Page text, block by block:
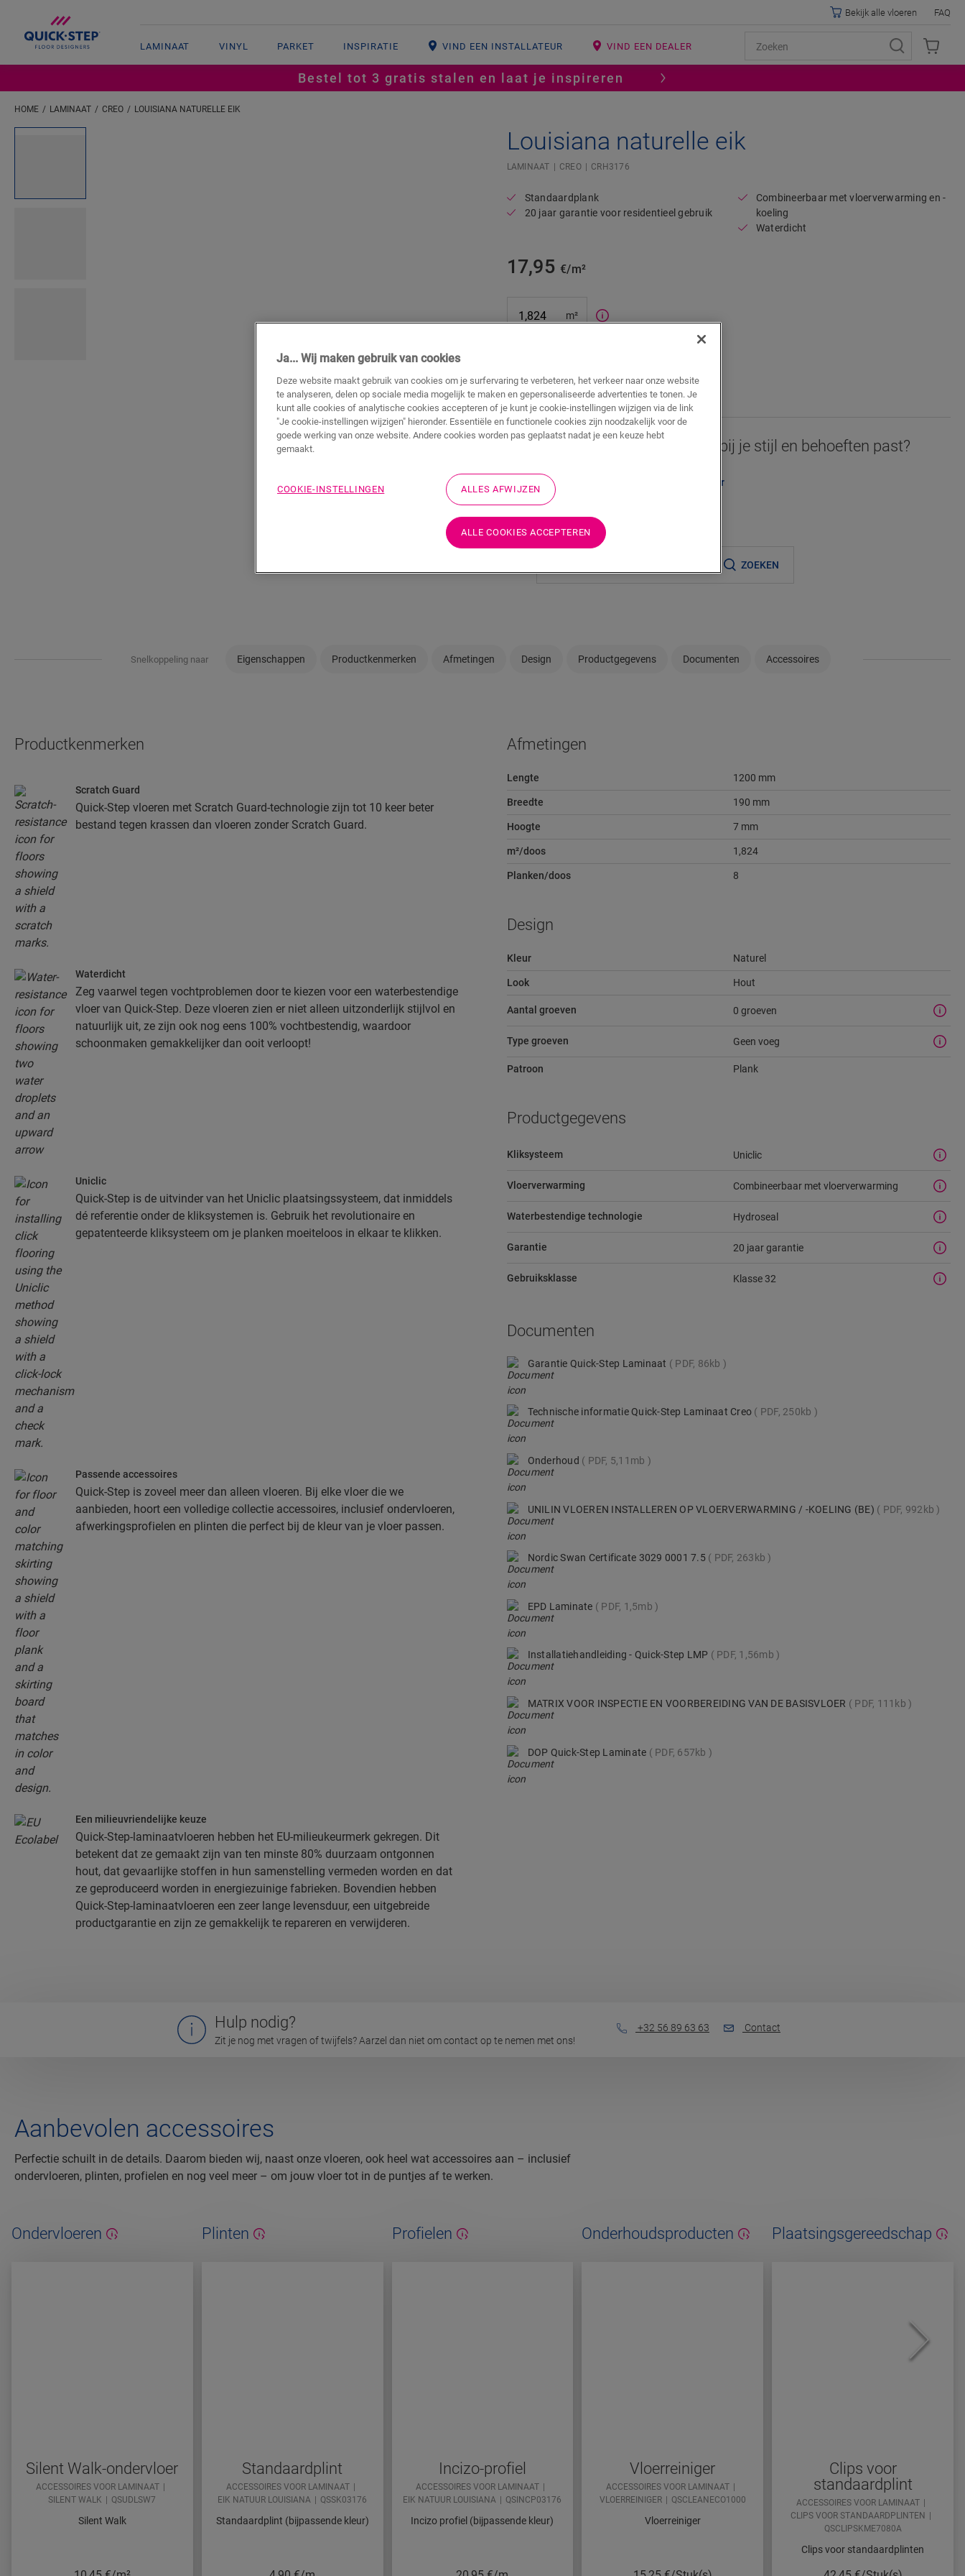
LAMINAAT VINYL PARKET INSPIRATIE VIND EEN INSTALLATEUR VIND EEN DEALER
Bekijk alle vloeren FAQ
Bestel tot 3 gratis stalen en laat je inspireren
HOME LAMINAAT CREO LOUISIANA NATURELLE EIK
Open image in lightbox
Louisiana naturelle eik
LAMINAAT CREO CRH3176
Standaardplank
20 jaar garantie voor residentieel gebruik
Combineerbaar met vloerverwarming en -
koeling
Waterdicht
17,95€/m²
#SR Surface Input#
m²
WINKELMANDJE
Weet je niet zeker of deze vloer bij je stijl en behoeften past?
Bekijk hoe het eruit zou zien in je kamer
Bestel een sample
Bezoek het dichtstbijzijnde verkooppunt
ZOEKEN
Snelkoppeling naar Eigenschappen Productkenmerken Afmetingen Design Productgegevens Documenten Accessoires
Productkenmerken
Scratch Guard
Quick-Step vloeren met Scratch Guard-technologie zijn tot 10 keer beter
bestand tegen krassen dan vloeren zonder Scratch Guard.
Waterdicht
Zeg vaarwel tegen vochtproblemen door te kiezen voor een waterbestendige
vloer van Quick-Step. Deze vloeren zien er niet alleen uitzonderlijk stijlvol en
natuurlijk uit, ze zijn ook nog eens 100% vochtbestendig, waardoor
schoonmaken gemakkelijker dan ooit verloopt!
Uniclic
Quick-Step is de uitvinder van het Uniclic plaatsingssysteem, dat inmiddels
dé referentie onder de kliksystemen is. Gebruik het revolutionaire en
gepatenteerde kliksysteem om je planken moeiteloos in elkaar te klikken.
Passende accessoires
Quick-Step is zoveel meer dan alleen vloeren. Bij elke vloer die we
aanbieden, hoort een volledige collectie accessoires, inclusief ondervloeren,
afwerkingsprofielen en plinten die perfect bij de kleur van je vloer passen.
Een milieuvriendelijke keuze
Quick-Step-laminaatvloeren hebben het EU-milieukeurmerk gekregen. Dit
betekent dat ze gemaakt zijn van ten minste 80% duurzaam ontgonnen
hout, dat gevaarlijke stoffen in hun samenstelling vermeden worden en dat
ze geproduceerd worden in energiezuinige fabrieken. Bovendien hebben
Quick-Step-laminaatvloeren een zeer lange levensduur, een uitgebreide
productgarantie en zijn ze gemakkelijk te repareren en verwijderen.
Afmetingen
Lengte 1200 mm
Breedte 190 mm
Hoogte 7 mm
m²/doos 1,824
Planken/doos 8
Design
Kleur Naturel
Look Hout
Aantal groeven 0 groeven
Type groeven Geen voeg
Patroon Plank
Productgegevens
Kliksysteem Uniclic
Vloerverwarming Combineerbaar met vloerverwarming
Waterbestendige technologie Hydroseal
Garantie 20 jaar garantie
Gebruiksklasse Klasse 32
Documenten
Garantie Quick-Step Laminaat PDF, 86kb
Technische informatie Quick-Step Laminaat Creo PDF, 250kb
Onderhoud PDF, 5,11mb
UNILIN VLOEREN INSTALLEREN OP VLOERVERWARMING / -KOELING (BE) PDF, 992kb
Nordic Swan Certificate 3029 0001 7.5 PDF, 263kb
EPD Laminate PDF, 1,5mb
Installatiehandleiding - Quick-Step LMP PDF, 1,56mb
MATRIX VOOR INSPECTIE EN VOORBEREIDING VAN DE BASISVLOER PDF, 111kb
DOP Quick-Step Laminate PDF, 657kb
Hulp nodig?
Zit je nog met vragen of twijfels? Aarzel dan niet om contact op te nemen met ons!
+32 56 89 63 63 Contact
Aanbevolen accessoires
Perfectie schuilt in de details. Daarom bieden wij, naast onze vloeren, ook heel wat accessoires aan – inclusief
ondervloeren, plinten, profielen en nog veel meer – om jouw vloer tot in de puntjes af te werken.
Ondervloeren
Silent Walk-ondervloer
ACCESSOIRES VOOR LAMINAAT
SILENT WALK
QSUDLSW7
Silent Walk
Plinten
Standaardplint
ACCESSOIRES VOOR LAMINAAT
EIK NATUUR LOUISIANA
QSSK03176
Standaardplint (bijpassende kleur)
Profielen
Incizo-profiel
ACCESSOIRES VOOR LAMINAAT
EIK NATUUR LOUISIANA
QSINCP03176
Incizo profiel (bijpassende kleur)
Onderhoudsproducten
Vloerreiniger
ACCESSOIRES VOOR LAMINAAT
VLOERREINIGER
QSCLEANECO1000
Vloerreiniger
Plaatsingsgereedschap
Clips voor
standaardplint
ACCESSOIRES VOOR LAMINAAT
CLIPS VOOR STANDAARDPLINTEN
QSCLIPSKME7080A
Clips voor standaardplinten
Ja... Wij maken gebruik van cookies
Deze website maakt gebruik van cookies om je surfervaring te verbeteren, het verkeer naar onze website
te analyseren, delen op sociale media mogelijk te maken en gepersonaliseerde advertenties te tonen. Je
kunt alle cookies of analytische cookies accepteren of je kunt je cookie-instellingen wijzigen via de link
"Je cookie-instellingen wijzigen" hieronder. Essentiële en functionele cookies zijn noodzakelijk voor de
goede werking van onze website. Andere cookies worden pas geplaatst nadat je een keuze hebt
gemaakt.
COOKIE-INSTELLINGEN ALLES AFWIJZEN
ALLE COOKIES ACCEPTEREN